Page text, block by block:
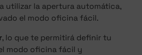
utilizar la apertura automática,
el modo oficina fácil.
, lo que te permitirá definir tu
modo oficina fácil y